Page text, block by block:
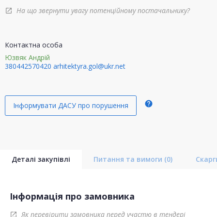
open_in_new На що звернути увагу потенційному постачальнику?
Контактна особа
Юзвяк Андрій
380442570420 arhitektyra.gol@ukr.net
Інформувати ДАСУ про порушення help
Деталі закупівлі Питання та вимоги (0)
Інформація про замовника
open_in_new Як перевірити замовника перед участю в тендері